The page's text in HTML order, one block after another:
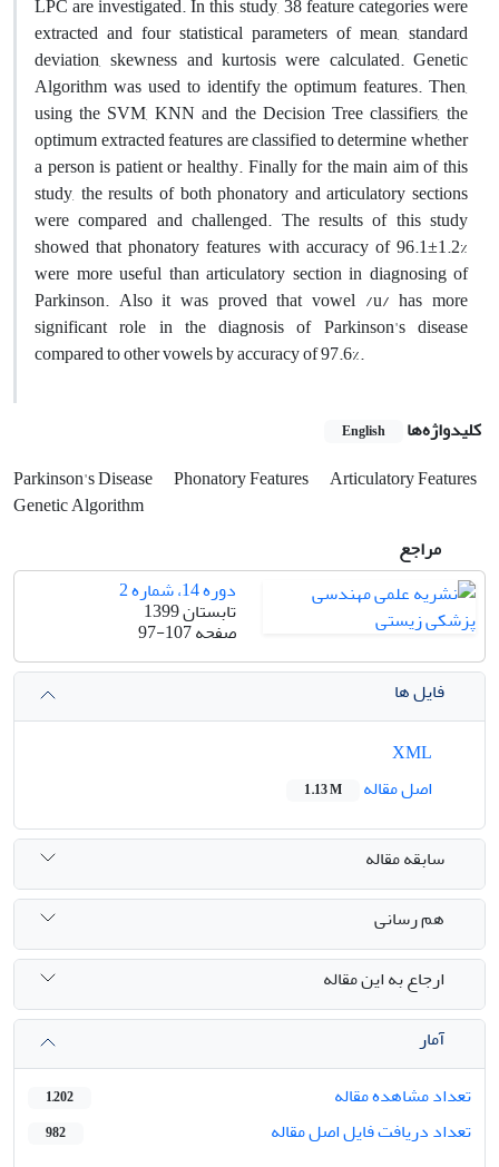
extracted and four statistical parameters of mean, standard
deviation, skewness and kurtosis were calculated. Genetic
Algorithm was used to identify the optimum features. Then,
using the SVM, KNN and the Decision Tree classifiers, the
optimum extracted features are classified to determine whether
a person is patient or healthy. Finally for the main aim of this
study, the results of both phonatory and articulatory sections
were compared and challenged. The results of this study
showed that phonatory features with accuracy of 96.1±1.2%
were more useful than articulatory section in diagnosing of
Parkinson. Also it was proved that vowel /u/ has more
significant role in the diagnosis of Parkinson's disease
compared to other vowels by accuracy of 97.6%.
کلیدواژه‌ها English
Parkinson's Disease Phonatory Features
Articulatory Features
Genetic Algorithm
مراجع
دوره 14، شماره 2
تابستان 1399
صفحه97-107
فایل ها
اصل مقاله
1.13 M
سابقه مقاله
هم رسانی
ارجاع به این مقاله
آمار
تعداد مشاهده مقاله
1,202
تعداد دریافت فایل اصل مقاله 982